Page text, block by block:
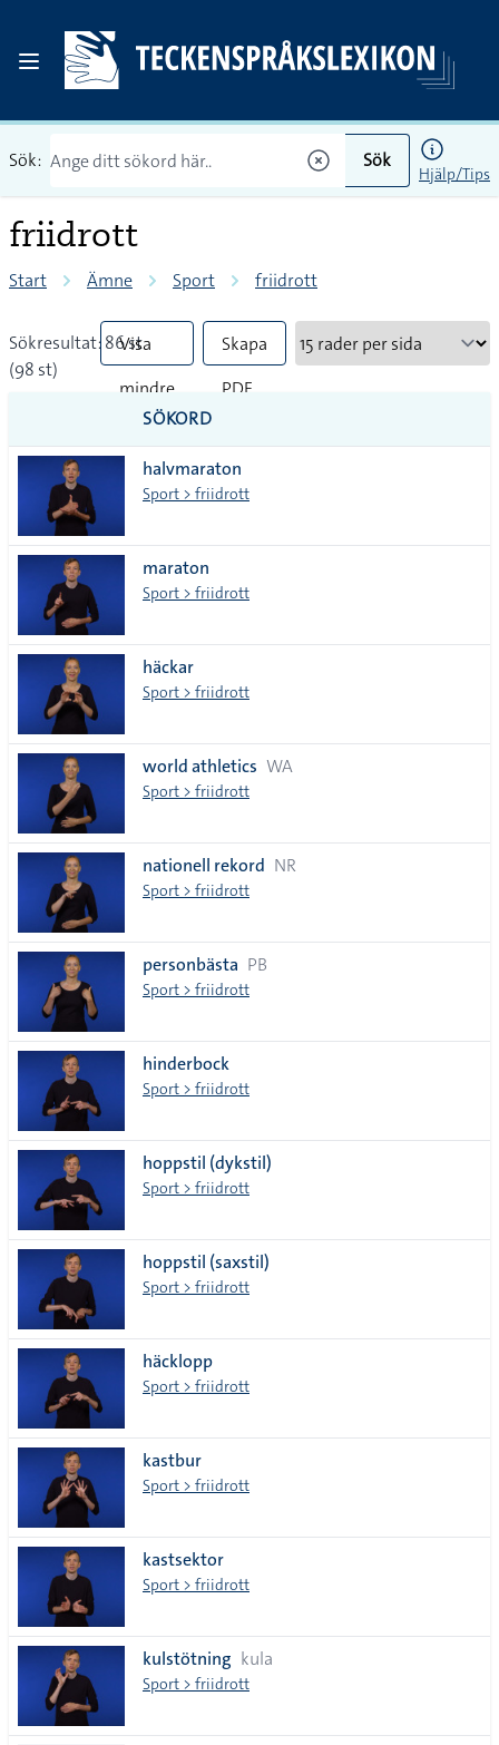
Sök: Sök
Hjälp/Tips
friidrott
Start Ämne Sport friidrott
Sökresultat: 86 st
(98 st)
Visa
mindre
tecken
Skapa
PDF
SÖKORD
halvmaraton
Sport > friidrott
maraton
Sport > friidrott
häckar
Sport > friidrott
world athletics WA
Sport > friidrott
nationell rekord NR
Sport > friidrott
personbästa PB
Sport > friidrott
hinderbock
Sport > friidrott
hoppstil (dykstil)
Sport > friidrott
hoppstil (saxstil)
Sport > friidrott
häcklopp
Sport > friidrott
kastbur
Sport > friidrott
kastsektor
Sport > friidrott
kulstötning kula
Sport > friidrott